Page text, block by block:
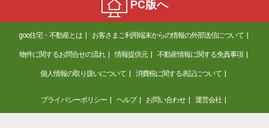
PC版へ
goo住宅・不動産とは お客さまご利用端末からの情報の外部送信について
物件に関するお問合せの流れ 情報提供元 不動産情報に関する免責事項
個人情報の取り扱いについて 消費税に関する表記について
プライバシーポリシー ヘルプ お問い合わせ 運営会社